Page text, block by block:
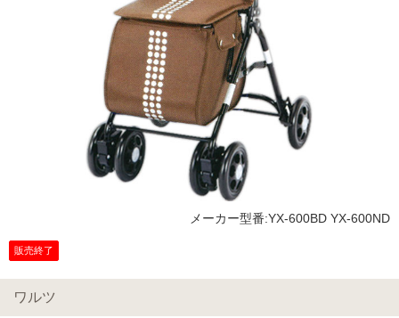
メーカー型番:YX-600BD YX-600ND
販売終了
ワルツ